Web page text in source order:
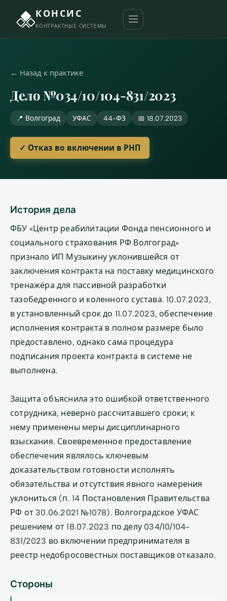
КОНСИС
КОНТРАКТНЫЕ СИСТЕМЫ
← Назад к практике
Дело №034/10/104-831/2023
📍 Волгоград УФАС 44-ФЗ 📅 18.07.2023
✓ Отказ во включении в РНП
История дела
ФБУ «Центр реабилитации Фонда пенсионного и
социального страхования РФ Волгоград»
признало ИП Музыкину уклонившейся от
заключения контракта на поставку медицинского
тренажёра для пассивной разработки
тазобедренного и коленного сустава. 10.07.2023,
в установленный срок до 11.07.2023, обеспечение
исполнения контракта в полном размере было
предоставлено, однако сама процедура
подписания проекта контракта в системе не
выполнена.
Защита объяснила это ошибкой ответственного
сотрудника, неверно рассчитавшего сроки; к
нему применены меры дисциплинарного
взыскания. Своевременное предоставление
обеспечения являлось ключевым
доказательством готовности исполнять
обязательства и отсутствия явного намерения
уклониться (п. 14 Постановления Правительства
РФ от 30.06.2021 №1078). Волгоградское УФАС
решением от 18.07.2023 по делу 034/10/104-
831/2023 во включении предпринимателя в
реестр недобросовестных поставщиков отказало.
Стороны